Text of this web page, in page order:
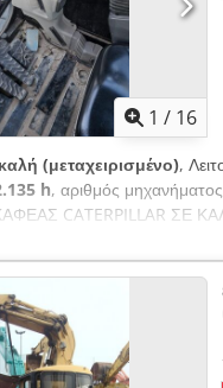
1 / 16
(μεταχειρισμένο),
h, αριθμός
CATERPILLAR ΣΕ
ΣΕΙΡΙΑΚΟΣ ΑΡΙΘΜΟΣ: